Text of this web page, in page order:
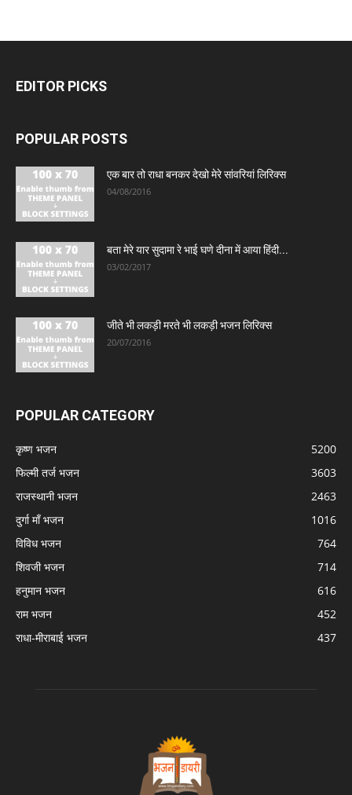
EDITOR PICKS
POPULAR POSTS
एक बार तो राधा बनकर देखो मेरे सांवरियां लिरिक्स
04/08/2016
बता मेरे यार सुदामा रे भाई घणे दीना में आया हिंदी...
03/02/2017
जीते भी लकड़ी मरते भी लकड़ी भजन लिरिक्स
20/07/2016
POPULAR CATEGORY
कृष्ण भजन
5200
फिल्मी तर्ज भजन
3603
राजस्थानी भजन
2463
दुर्गा माँ भजन
1016
विविध भजन
764
शिवजी भजन
714
हनुमान भजन
616
राम भजन
452
राधा-मीराबाई भजन
437